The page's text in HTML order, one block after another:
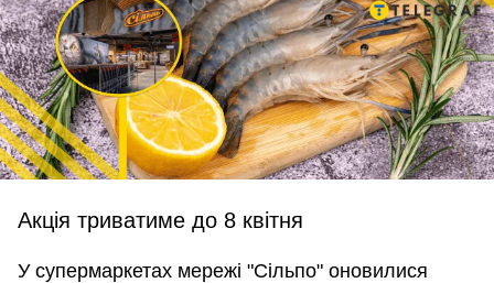
Акція триватиме до 8 квітня
У супермаркетах мережі "Сільпо" оновилися